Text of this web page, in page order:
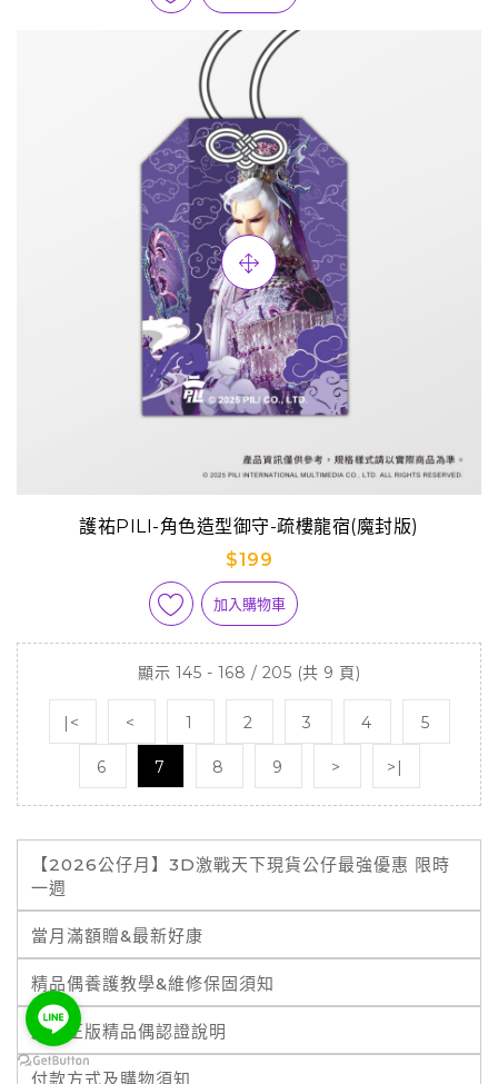
護祐PILI-角色造型御守-疏樓龍宿(魔封版)
$199
加入購物車
顯示 145 - 168 / 205 (共 9 頁)
|< < 1 2 3 4 5
6 7 8 9 > >|
【2026公仔月】3D激戰天下現貨公仔最強優惠 限時
一週
當月滿額贈&最新好康
精品偶養護教學&維修保固須知
霹靂正版精品偶認證說明
付款方式及購物須知